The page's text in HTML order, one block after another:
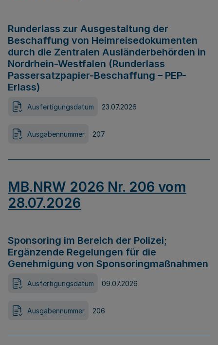
Runderlass zur Ausgestaltung der
Beschaffung von Heimreisedokumenten
durch die Zentralen Ausländerbehörden in
Nordrhein-Westfalen (Runderlass
Passersatzpapier-Beschaffung – PEP-
Erlass)
Ausfertigungsdatum 23.07.2026
Ausgabennummer 207
MB.NRW 2026 Nr. 206 vom
28.07.2026
Sponsoring im Bereich der Polizei;
Ergänzende Regelungen für die
Genehmigung von Sponsoringmaßnahmen
Ausfertigungsdatum 09.07.2026
Ausgabennummer 206